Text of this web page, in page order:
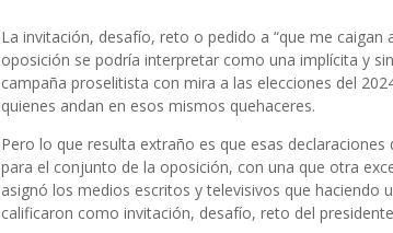
La invitación, desafío, reto o pedido a “que me caigan
oposición se podría interpretar como una implícita y
campaña proselitista con mira a las elecciones del
quienes andan en esos mismos quehaceres.
Pero lo que resulta extraño es que esas
para el conjunto de la oposición, con una que otra
asignó los medios escritos y televisivos que
calificaron como invitación, desafío, reto del